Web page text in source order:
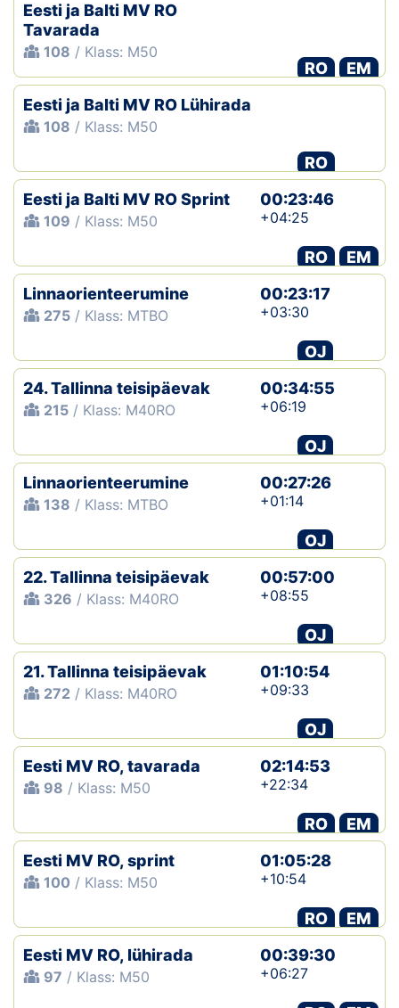
Eesti ja Balti MV RO
Tavarada
108 / Klass: M50
RO
EM
Eesti ja Balti MV RO Lühirada
108 / Klass: M50
RO
Eesti ja Balti MV RO Sprint
109 / Klass: M50
00:23:46
+04:25
RO
EM
Linnaorienteerumine
275 / Klass: MTBO
00:23:17
+03:30
OJ
24. Tallinna teisipäevak
215 / Klass: M40RO
00:34:55
+06:19
OJ
Linnaorienteerumine
138 / Klass: MTBO
00:27:26
+01:14
OJ
22. Tallinna teisipäevak
326 / Klass: M40RO
00:57:00
+08:55
OJ
21. Tallinna teisipäevak
272 / Klass: M40RO
01:10:54
+09:33
OJ
Eesti MV RO, tavarada
98 / Klass: M50
02:14:53
+22:34
RO
EM
Eesti MV RO, sprint
100 / Klass: M50
01:05:28
+10:54
RO
EM
Eesti MV RO, lühirada
97 / Klass: M50
00:39:30
+06:27